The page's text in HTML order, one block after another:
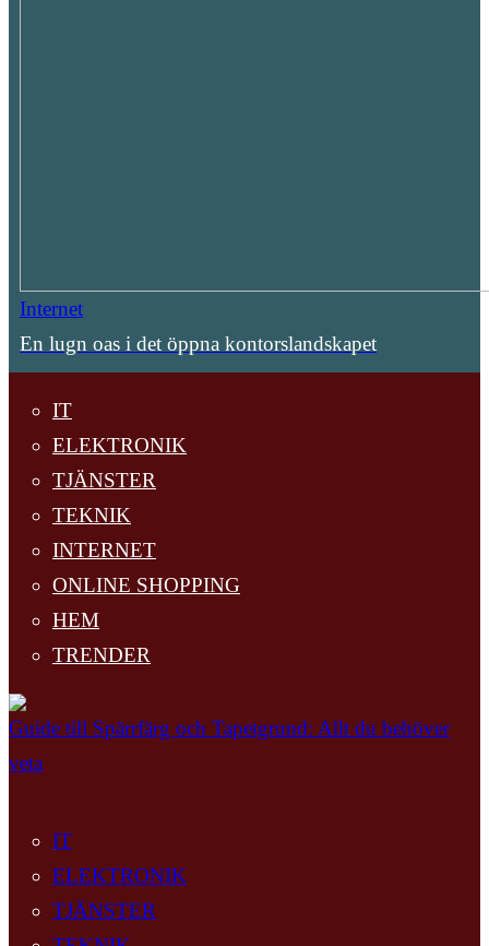
Internet
En lugn oas i det öppna kontorslandskapet
IT
ELEKTRONIK
TJÄNSTER
TEKNIK
INTERNET
ONLINE SHOPPING
HEM
TRENDER
Guide till Spärrfärg och Tapetgrund: Allt du behöver
veta
IT
ELEKTRONIK
TJÄNSTER